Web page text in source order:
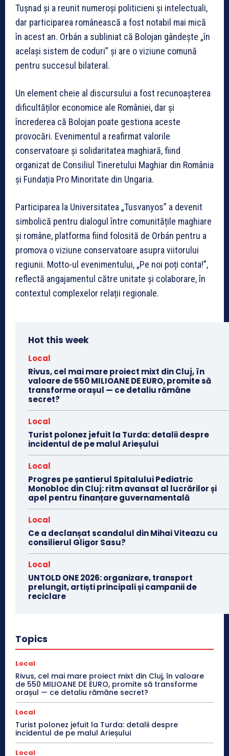
Tușnad și a reunit numeroși politicieni și intelectuali,
dar participarea românească a fost notabil mai mică
în acest an. Orbán a subliniat că Bolojan gândește „în
același sistem de coduri” și are o viziune comună
pentru succesul bilateral.
Un element cheie al discursului a fost recunoașterea
dificultăților economice ale României, dar și
încrederea că Bolojan poate gestiona aceste
provocări. Evenimentul a reafirmat valorile
conservatoare și solidaritatea maghiară, fiind
organizat de Consiliul Tineretului Maghiar din România
și Fundația Pro Minoritate din Ungaria.
Participarea la Universitatea „Tusvanyos” a devenit
simbolică pentru dialogul între comunitățile maghiare
și române, platforma fiind folosită de Orbán pentru a
promova o viziune conservatoare asupra viitorului
regiunii. Motto-ul evenimentului, „Pe noi poți conta!”,
reflectă angajamentul către unitate și colaborare, în
contextul complexelor relații regionale.
Hot this week
Local
Rivus, cel mai mare proiect mixt din Cluj, în
valoare de 550 MILIOANE DE EURO, promite să
transforme orașul — ce detaliu rămâne
secret?
Local
Turist polonez jefuit la Turda: detalii despre
incidentul de pe malul Arieșului
Local
Progres pe șantierul Spitalului Pediatric
Monobloc din Cluj: ritm avansat al lucrărilor și
apel pentru finanțare guvernamentală
Local
Ce a declanșat scandalul din Mihai Viteazu cu
consilierul Gligor Sasu?
Local
UNTOLD ONE 2026: organizare, transport
prelungit, artiști principali și campanii de
reciclare
Topics
Local
Rivus, cel mai mare proiect mixt din Cluj, în valoare
de 550 MILIOANE DE EURO, promite să transforme
orașul — ce detaliu rămâne secret?
Local
Turist polonez jefuit la Turda: detalii despre
incidentul de pe malul Arieșului
Local